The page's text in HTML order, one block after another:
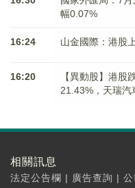
幅0.07%
16:24 山金國際：港股
16:20
【異動股】港股
21.43%，天瑞
相關訊息
法定公告欄 | 廣告查詢 |